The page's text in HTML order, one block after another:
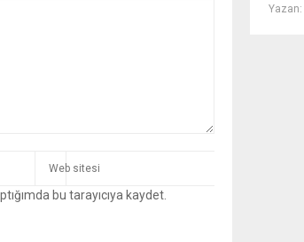
bu tarayıcıya kaydet.
Yazan: